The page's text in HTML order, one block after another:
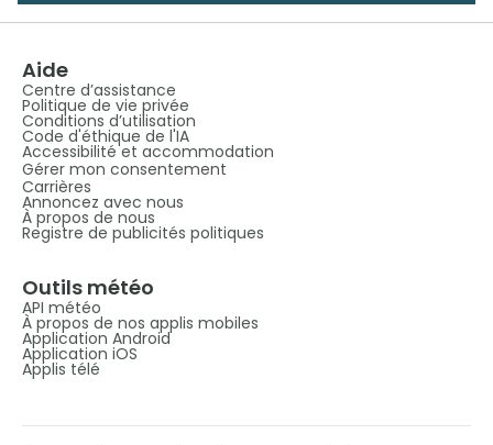
Aide
Centre d’assistance
Politique de vie privée
Conditions d’utilisation
Code d'éthique de l'IA
Accessibilité et accommodation
Gérer mon consentement
Carrières
Annoncez avec nous
À propos de nous
Registre de publicités politiques
Outils météo
API météo
À propos de nos applis mobiles
Application Android
Application iOS
Applis télé